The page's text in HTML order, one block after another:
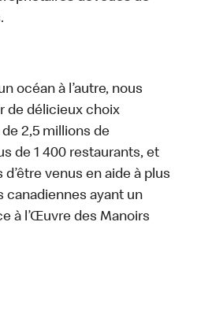
océan à l’autre, nous
de délicieux choix
2,5 millions de
de 1 400 restaurants, et
venus en aide à plus
canadiennes ayant un
à l’Œuvre des Manoirs